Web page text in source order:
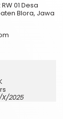
01 Desa
Blora, Jawa
2025